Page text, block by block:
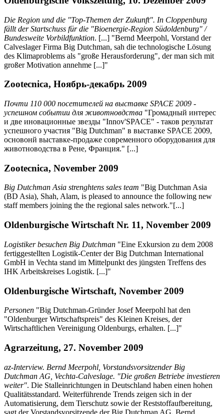
Die Region und die "Top-Themen der Zukunft". In Cloppenburg
fällt der Startschuss für die "Bioenergie-Region Südoldenburg" /
Bundesweite Vorbildfunktion. [...] "Bernd Meerpohl, Vorstand der
Calveslager Firma Big Dutchman, sah die technologische Lösung
des Klimaproblems als "große Herausforderung", der man sich mit
großer Motivation annehme [...]"
Zootecnica, Ноябрь-декабрь 2009
Почти 110 000 посетителей на выставке SPACE 2009 -
успешном событии для животновдства "Громадный интерес
и две иновационные звезды "Innov'SPACE" - таков результат
успешного участия "Big Dutchman" в выставке SPACE 2009,
основонй выставке-продаже современного оборудования для
животноводства в Рене, Франция." [...]
Zootecnica, November 2009
Big Dutchman Asia strenghtens sales team "Big Dutchman Asia
(BD Asia), Shah, Alam, is pleased to announce the following new
staff members joining the the regional sales network."[...]
Oldenburgische Wirtschaft Nr. 11, November 2009
Logistiker besuchen Big Dutchman "Eine Exkursion zu dem 2008
fertiggestellten Logistik-Center der Big Dutchman International
GmbH in Vechta stand im Mittelpunkt des jüngsten Treffens des
IHK Arbeitskreises Logistik. [...]"
Oldenburgische Wirtschaft, November 2009
Personen "Big Dutchman-Gründer Josef Meerpohl hat den
"Oldenburger Wirtschaftspreis" des Kleinen Kreises, der
Wirtschaftlichen Vereinigung Oldenburgs, erhalten. [...]"
Agrarzeitung, 27. November 2009
az-Interview. Bernd Meerpohl, Vorstandsvorsitzender Big
Dutchman AG, Vechta-Calveslage. "Die großen Betriebe investieren
weiter". Die Stalleinrichtungen in Deutschland haben einen hohen
Qualitätsstandard. Weiterführende Trends zeigen sich in der
Automatisierung, dem Tierschutz sowie der Reststoffaufbereitung,
sagt der Vorstandsvorsitzende der Big Dutchman AG, Bernd